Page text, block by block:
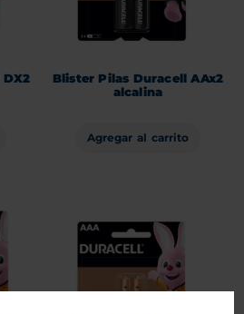
Blister Pilas Duracell AAx2
alcalina
Agregar al carrito